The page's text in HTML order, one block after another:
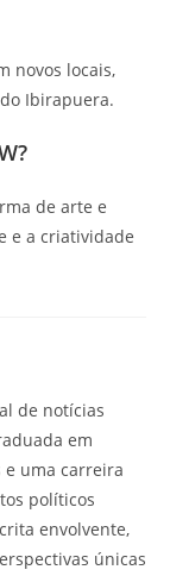
novos locais,
Ibirapuera.
de arte e
e a criatividade
de notícias
em
e uma carreira
políticos
envolvente,
únicas